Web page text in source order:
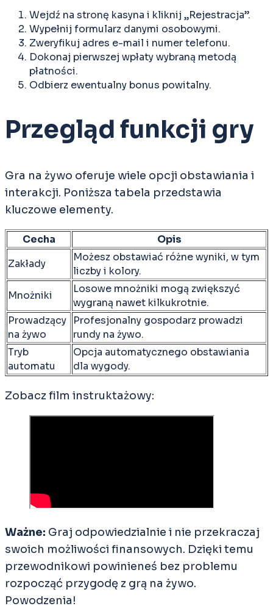
Wejdź na stronę kasyna i kliknij „Rejestracja”.
Wypełnij formularz danymi osobowymi.
Zweryfikuj adres e-mail i numer telefonu.
Dokonaj pierwszej wpłaty wybraną metodą
płatności.
Odbierz ewentualny bonus powitalny.
Przegląd funkcji gry
Gra na żywo oferuje wiele opcji obstawiania i
interakcji. Poniższa tabela przedstawia
kluczowe elementy.
Cecha
Opis
Zakłady
Możesz obstawiać różne wyniki, w tym
liczby i kolory.
Mnożniki
Losowe mnożniki mogą zwiększyć
wygraną nawet kilkukrotnie.
Prowadzący
na żywo
Profesjonalny gospodarz prowadzi
rundy na żywo.
Tryb
automatu
Opcja automatycznego obstawiania
dla wygody.
Zobacz film instruktażowy:
Ważne: Graj odpowiedzialnie i nie przekraczaj
swoich możliwości finansowych. Dzięki temu
przewodnikowi powinieneś bez problemu
rozpocząć przygodę z grą na żywo.
Powodzenia!